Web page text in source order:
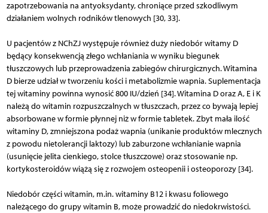
zapotrzebowania na antyoksydanty, chroniące przed szkodliwym
działaniem wolnych rodników tlenowych [30, 33].
U pacjentów z NChZJ występuje również duży niedobór witamy D
będący konsekwencją złego wchłaniania w wyniku biegunek
tłuszczowych lub przeprowadzenia zabiegów chirurgicznych. Witamina
D bierze udział w tworzeniu kości i metabolizmie wapnia. Suplementacja
tej witaminy powinna wynosić 800 IU/dzień [34]. Witamina D oraz A, E i K
należą do witamin rozpuszczalnych w tłuszczach, przez co bywają lepiej
absorbowane w formie płynnej niż w formie tabletek. Zbyt mała ilość
witaminy D, zmniejszona podaż wapnia (unikanie produktów mlecznych
z powodu nietolerancji laktozy) lub zaburzone wchłanianie wapnia
(usunięcie jelita cienkiego, stolce tłuszczowe) oraz stosowanie np.
kortykosteroidów wiążą się z rozwojem osteopenii i osteoporozy [34].
Niedobór części witamin, m.in. witaminy B12 i kwasu foliowego
należącego do grupy witamin B, może prowadzić do niedokrwistości.